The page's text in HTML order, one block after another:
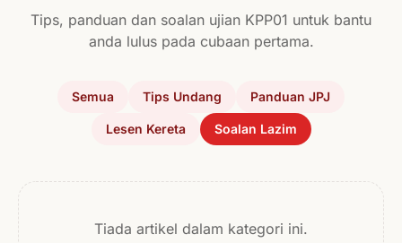
Tips, panduan dan soalan ujian KPP01 untuk bantu
anda lulus pada cubaan pertama.
Semua Tips Undang Panduan JPJ
Lesen Kereta Soalan Lazim
Tiada artikel dalam kategori ini.